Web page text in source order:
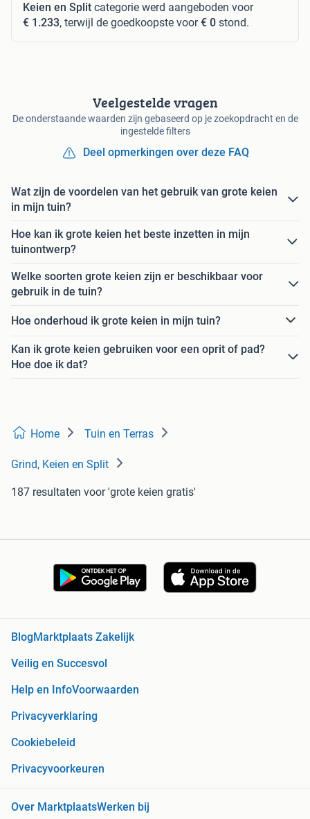
Keien en Split categorie werd aangeboden voor
€ 1.233, terwijl de goedkoopste voor€ 0 stond.
Veelgestelde vragen
De onderstaande waarden zijn gebaseerd op je zoekopdracht en de
ingestelde filters
Deel opmerkingen over deze FAQ
Wat zijn de voordelen van het gebruik van grote keien
in mijn tuin?
Hoe kan ik grote keien het beste inzetten in mijn
tuinontwerp?
Welke soorten grote keien zijn er beschikbaar voor
gebruik in de tuin?
Hoe onderhoud ik grote keien in mijn tuin?
Kan ik grote keien gebruiken voor een oprit of pad?
Hoe doe ik dat?
Home Tuin en Terras
Grind, Keien en Split
187 resultaten voor 'grote keien gratis'
Blog Marktplaats Zakelijk
Veilig en Succesvol
Help en InfoVoorwaarden
Privacyverklaring
Cookiebeleid
Privacyvoorkeuren
Over MarktplaatsWerken bij